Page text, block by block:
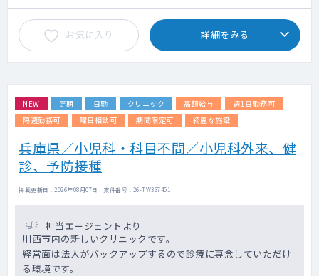
お気に入り 詳細をみる
NEW 定期 日勤 クリニック 高額給与
週1日勤務可
隔週勤務可
曜日相談可 期間限定可 綺麗な施設
兵庫県／小児科・科目不問／小児科外来、健
診、予防接種
掲載更新日 : 2026年08月07日 案件番号 : 26-TW337451
担当エージェントより
川西市内の新しいクリニックです。
経営面は法人がバックアップするので診療に専念していただけ
る環境です。